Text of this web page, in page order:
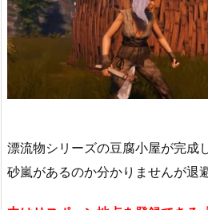
漂流物シリーズの豆腐小屋が完成
砂嵐があるのか分かりませんが退